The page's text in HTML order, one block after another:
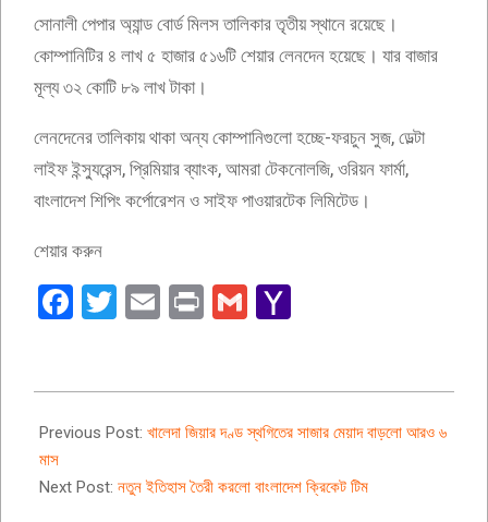
সোনালী পেপার অ্যান্ড বোর্ড মিলস তালিকার তৃতীয় স্থানে রয়েছে।
কোম্পানিটির ৪ লাখ ৫ হাজার ৫১৬টি শেয়ার লেনদেন হয়েছে। যার বাজার
মূল্য ৩২ কোটি ৮৯ লাখ টাকা।
লেনদেনের তালিকায় থাকা অন্য কোম্পানিগুলো হচ্ছে-ফরচুন সুজ, ডেল্টা
লাইফ ইন্স্যুরেন্স, প্রিমিয়ার ব্যাংক, আমরা টেকনোলজি, ওরিয়ন ফার্মা,
বাংলাদেশ শিপিং কর্পোরেশন ও সাইফ পাওয়ারটেক লিমিটেড।
শেয়ার করুন
Facebook
Twitter
EmailPrintGmail
03-
23
Previous Post: খালেদা জিয়ার দণ্ড স্থগিতের সাজার মেয়াদ বাড়লো আরও ৬
মাস
Next Post: নতুন ইতিহাস তৈরী করলো বাংলাদেশ ক্রিকেট টিম